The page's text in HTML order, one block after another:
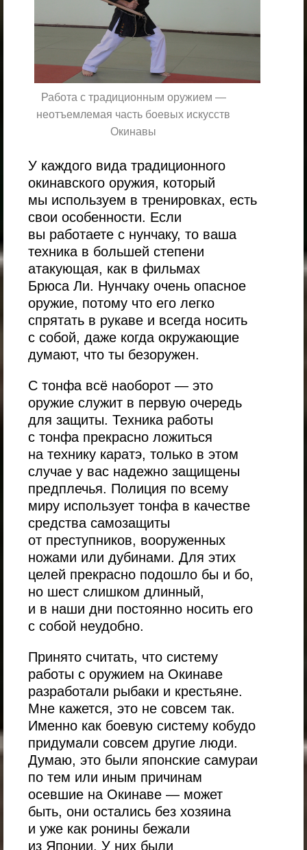
Работа с традиционным оружием —
неотъемлемая часть боевых искусств
Окинавы
У каждого вида традиционного
окинавского оружия, который
мы используем в тренировках, есть
свои особенности. Если
вы работаете с нунчаку, то ваша
техника в большей степени
атакующая, как в фильмах
Брюса Ли. Нунчаку очень опасное
оружие, потому что его легко
спрятать в рукаве и всегда носить
с собой, даже когда окружающие
думают, что ты безоружен.
С тонфа всё наоборот — это
оружие служит в первую очередь
для защиты. Техника работы
с тонфа прекрасно ложиться
на технику каратэ, только в этом
случае у вас надежно защищены
предплечья. Полиция по всему
миру использует тонфа в качестве
средства самозащиты
от преступников, вооруженных
ножами или дубинами. Для этих
целей прекрасно подошло бы и бо,
но шест слишком длинный,
и в наши дни постоянно носить его
с собой неудобно.
Принято считать, что систему
работы с оружием на Окинаве
разработали рыбаки и крестьяне.
Мне кажется, это не совсем так.
Именно как боевую систему кобудо
придумали совсем другие люди.
Думаю, это были японские самураи
по тем или иным причинам
осевшие на Окинаве — может
быть, они остались без хозяина
и уже как ронины бежали
из Японии. У них были